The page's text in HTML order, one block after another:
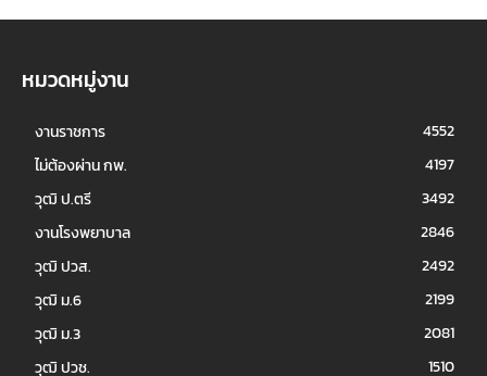
หมวดหมู่งาน
งานราชการ
4552
ไม่ต้องผ่าน กพ.
4197
วุฒิ ป.ตรี
3492
งานโรงพยาบาล
2846
วุฒิ ปวส.
2492
วุฒิ ม.6
2199
วุฒิ ม.3
2081
วุฒิ ปวช.
1510